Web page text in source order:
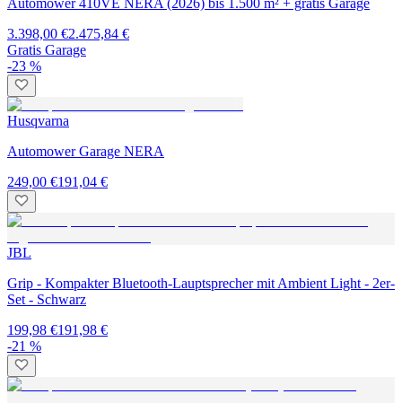
Automower 410VE NERA (2026) bis 1.500 m² + gratis Garage
3.398,00 €2.475,84 €
Gratis Garage
-23 %
Husqvarna
Automower Garage NERA
249,00 €191,04 €
JBL
Grip - Kompakter Bluetooth-Lauptsprecher mit Ambient Light - 2er-
Set - Schwarz
199,98 €191,98 €
-21 %